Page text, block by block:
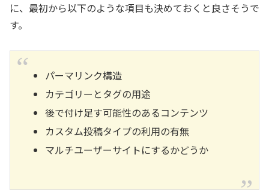
に、最初から以下のような項目も決めておくと良さそうで
す。
パーマリンク構造
カテゴリーとタグの用途
後で付け足す可能性のあるコンテンツ
カスタム投稿タイプの利用の有無
マルチユーザーサイトにするかどうか